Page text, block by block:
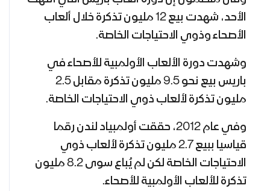
الأحد،
شهدت بيع 12 مليون تذكرة خلال ألعاب
الأصحاء وذوي الاحتياجات الخاصة.
وشهدت دورة الألعاب الأولمبية للأصحاء في
باريس بيع نحو 9.5 مليون تذكرة مقابل 2.5
مليون تذكرة لألعاب ذوي الاحتياجات الخاصة.
وفي عام 2012، حققت أولمبياد لندن رقما
قياسيا ببيع 2.7 مليون تذكرة لألعاب ذوي
الاحتياجات الخاصة لكن لم يُباع سوى 8.2 مليون
تذكرة للألعاب الأولمبية للأصحاء.